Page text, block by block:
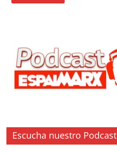
Escucha nuestro Podcast